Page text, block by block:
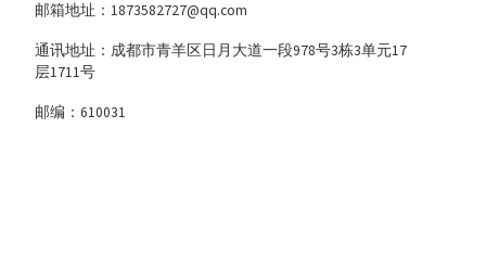
邮箱地址：1873582727@qq.com
通讯地址：成都市青羊区日月大道一段978号3栋3单元17
层1711号
邮编：610031